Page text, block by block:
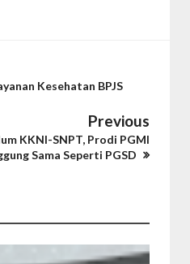
Kesehatan BPJS
Previous
KKNI-SNPT, Prodi PGMI
Sama Seperti PGSD